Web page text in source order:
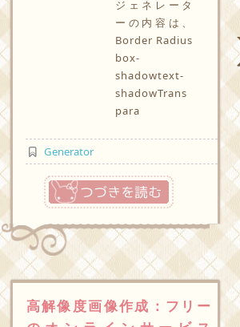
ジェネレータ
ーの内容は、
Border Radius
box-
shadowtext-
shadowTrans
para
Generator
つづきを読む
高解像度画像作成：フリー